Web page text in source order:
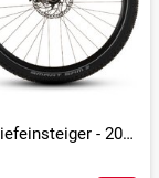
Nuride Hybrid Pro 800 - 800 Wh - 28 Zoll - Tiefeinsteiger - 2026